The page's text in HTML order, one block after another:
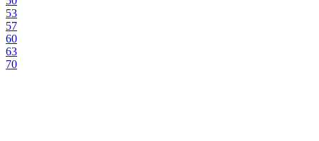
53
57
60
63
70